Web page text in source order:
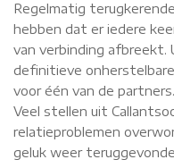
Regelmatig
hebben dat er iedere
van verbinding
definitieve
voor één van de
Veel stellen uit
relatieproblemen
geluk weer